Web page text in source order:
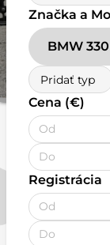
Značka a
BMW 330
Pridať typ
Cena (€)
Registrácia